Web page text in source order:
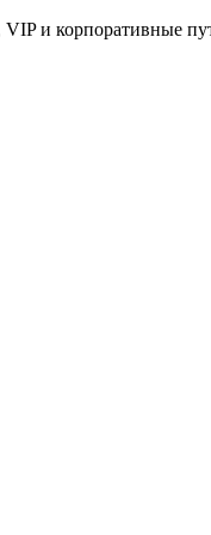
и корпоративные